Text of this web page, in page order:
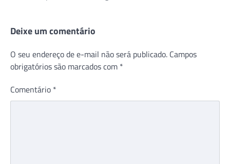
Deixe um comentário
O seu endereço de e-mail não será publicado. Campos
obrigatórios são marcados com *
Comentário *